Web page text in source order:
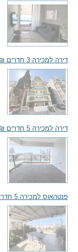
דירה למכירה 3 חדרים 5,500,000₪
דירה למכירה 5 חדרים 3,300,000₪
פנטהאוס למכירה 5 חדרים 3,500,000₪